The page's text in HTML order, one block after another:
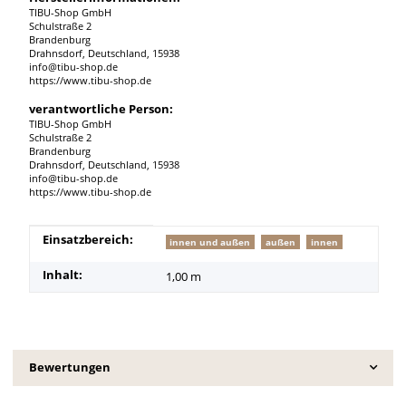
TIBU-Shop GmbH
Schulstraße 2
Brandenburg
Drahnsdorf, Deutschland, 15938
info@tibu-shop.de
https://www.tibu-shop.de
verantwortliche Person:
TIBU-Shop GmbH
Schulstraße 2
Brandenburg
Drahnsdorf, Deutschland, 15938
info@tibu-shop.de
https://www.tibu-shop.de
Produkteigenschaft
Wert
Einsatzbereich: innen und außen außen innen
Inhalt: 1,00 m
Bewertungen